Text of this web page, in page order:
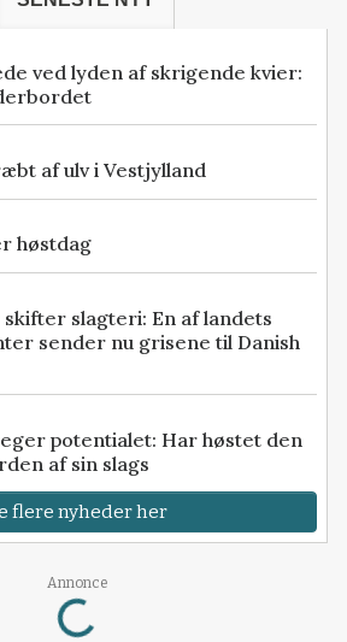
ved lyden af skrigende kvier:
af ulv i Vestjylland
høstdag
skifter slagteri: En af landets
sender nu grisene til Danish
potentialet: Har høstet den
af sin slags
flere nyheder her
Annonce
Loading...